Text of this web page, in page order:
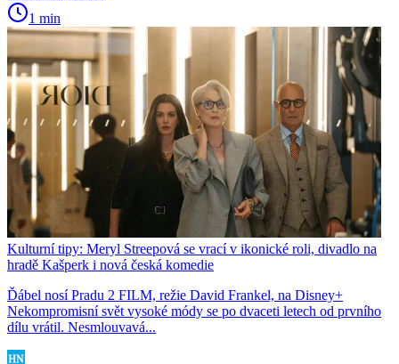
1 min
Kulturní tipy: Meryl Streepová se vrací v ikonické roli, divadlo na
hradě Kašperk i nová česká komedie
Ďábel nosí Pradu 2 FILM, režie David Frankel, na Disney+
Nekompromisní svět vysoké módy se po dvaceti letech od prvního
dílu vrátil. Nesmlouvavá...